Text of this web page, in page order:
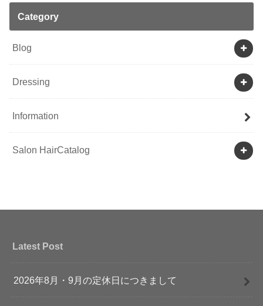
Category
Blog
Dressing
Information
Salon HairCatalog
Latest Post
2026年8月・9月の定休日につきまして